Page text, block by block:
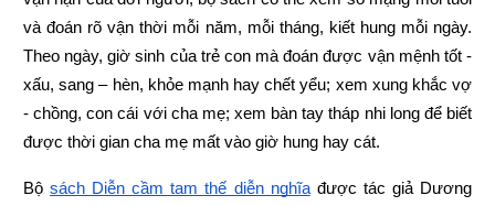
và đoán rõ vận thời mỗi năm, mỗi tháng, kiết hung mỗi ngày.
Theo ngày, giờ sinh của trẻ con mà đoán được vận mệnh tốt -
xấu, sang – hèn, khỏe mạnh hay chết yểu; xem xung khắc vợ
- chồng, con cái với cha mẹ; xem bàn tay tháp nhi long để biết
được thời gian cha mẹ mất vào giờ hung hay cát.
Bộ sách Diễn cầm tam thế diễn nghĩa được tác giả Dương